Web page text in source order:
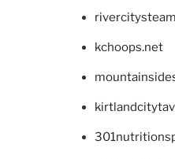
kchoops.net